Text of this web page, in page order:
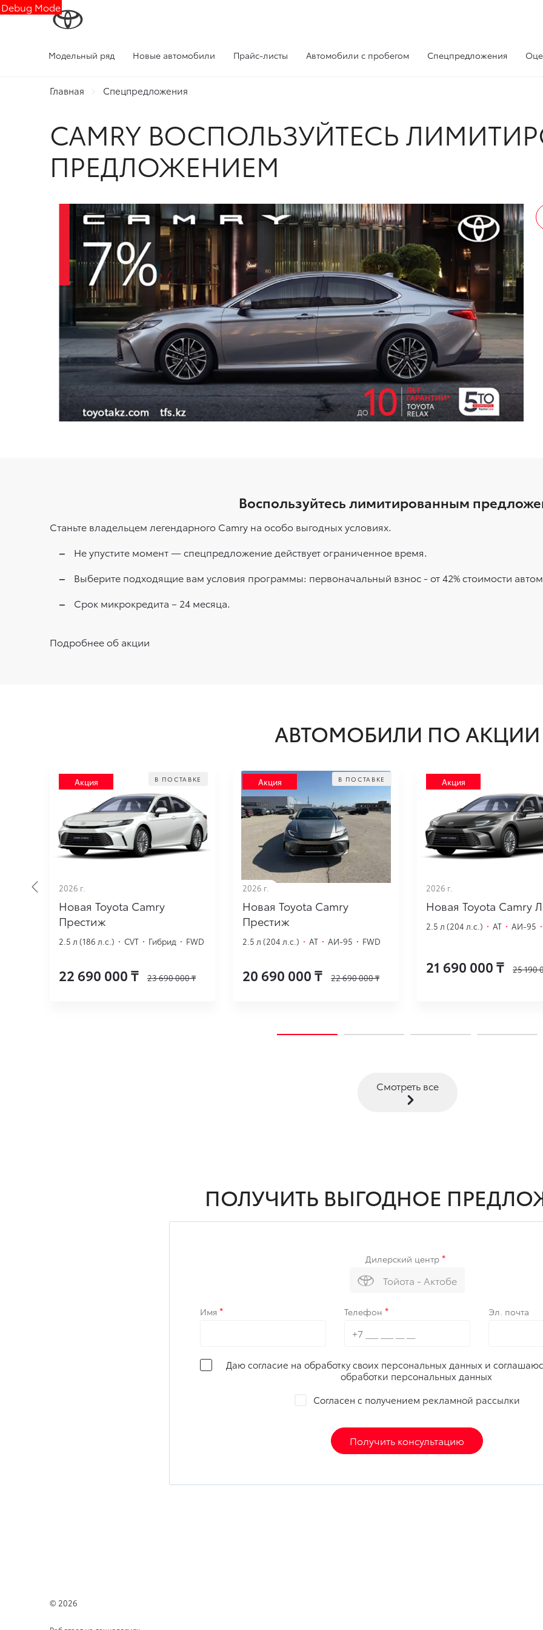
Debug Mode
Модельный ряд Новые автомобили Прайс-листы Автомобили с пробегом Спецпредложения
Главная Спецпредложения
CAMRY ВОСПОЛЬЗУЙТЕСЬ
ПРЕДЛОЖЕНИЕМ
Воспользуйтесь лимитированным
Станьте владельцем легендарного Camry на особо выгодных условиях.
Не упустите момент — спецпредложение действует ограниченное время.
Выберите подходящие вам условия программы: первоначальный взнос - от 42% стоимости
Срок микрокредита – 24 месяца.
Подробнее об акции
АВТОМОБИЛИ ПО АКЦИИ
Акция В ПОСТАВКЕ
Новая Toyota Camry
Престиж
2026 г.
2.5 л (186 л.с.) · CVT · Гибрид · FWD
22 690 000₸ 23 690 000₸
Акция В ПОСТАВКЕ
Новая Toyota Camry
Престиж
2026 г.
2.5 л (204 л.с.) · AT · АИ-95 · FWD
20 690 000₸ 22 690 000₸
Акция
Новая Toyota Camry
2026 г.
2.5 л (204 л.с.) · AT · АИ-95 ·
21 690 000₸ 25 190
Смотреть все
ПОЛУЧИТЬ ВЫГОДНОЕ
Дилерский центр
Тойота - Актобе
Имя Телефон Эл. почта
Даю согласие на обработку своих персональных данных и
обработки персональных данных
Согласен с получением рекламной рассылки
Получить консультацию
© 2026